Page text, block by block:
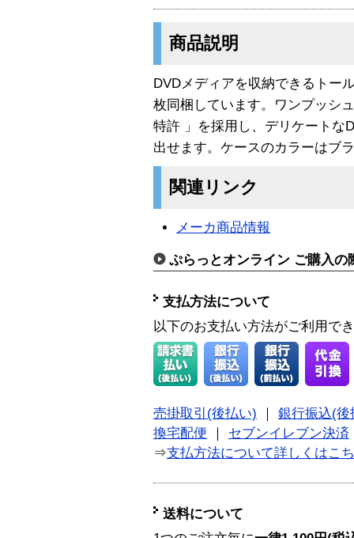
商品説明
DVDメディアを収納できるトー
枚同梱しています。ワンプッシ
特許 」を採用し、デリケートな
出せます。ケースのカラーはブ
関連リンク
メーカ商品情報
ぷらっとオンライン ご購入の
支払方法について
以下のお支払い方法がご利用で
売掛取引(後払い)
銀行振込(後
換宅配便
セブンイレブン決済
⇒支払方法について詳しくはこ
送料について